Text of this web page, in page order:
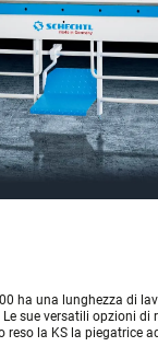
ha una lunghezza di
sue versatili opzioni di
reso la KS la piegatrice